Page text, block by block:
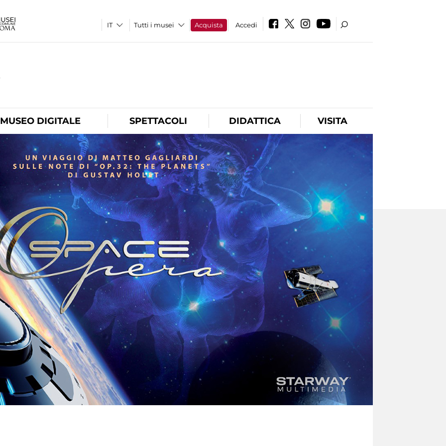
Tutti i musei Acquista Accedi
MUSEO DIGITALE SPETTACOLI DIDATTICA VISITA